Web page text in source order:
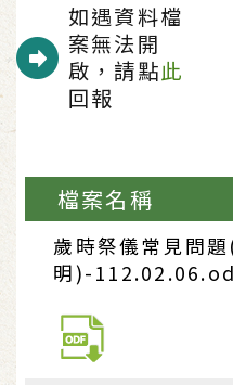
如遇資料檔
案無法開
啟，請點此
回報
檔案名稱
歲時祭儀常見問
明)-